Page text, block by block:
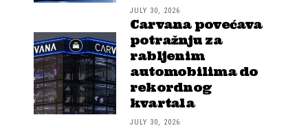
JULY 30, 2026
Carvana povećava
potražnju za
rabljenim
automobilima do
rekordnog
kvartala
JULY 30, 2026